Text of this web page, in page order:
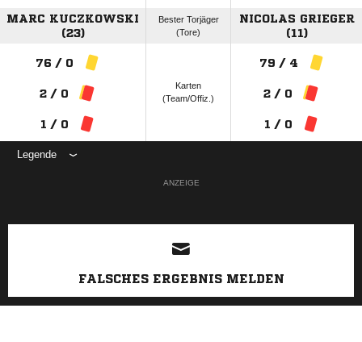
MARC KUCZKOWSKI
(23)
Bester Torjäger
(Tore)
NICOLAS GRIEGER
(11)
76 / 0
2 / 0
1 / 0
Karten
(Team/Offiz.)
79 / 4
2 / 0
1 / 0
Legende
ANZEIGE
FALSCHES ERGEBNIS MELDEN